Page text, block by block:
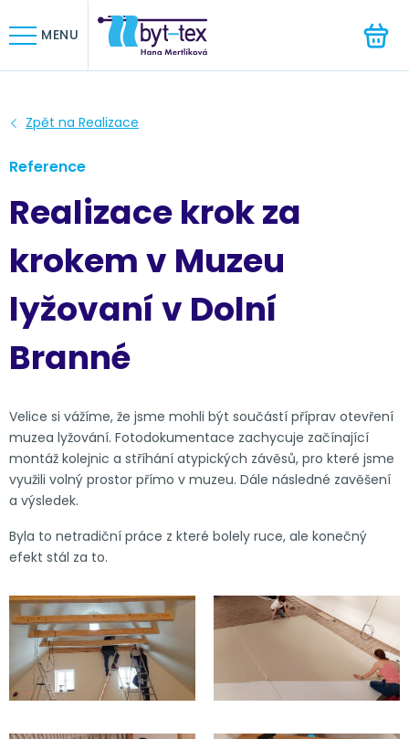
MENU
Reference
Realizace krok za
krokem v Muzeu
lyžovaní v Dolní
Branné
Velice si vážíme, že jsme mohli být součástí příprav otevření
muzea lyžování. Fotodokumentace zachycuje začínající
montáž kolejnic a stříhání atypických závěsů, pro které jsme
využili volný prostor přímo v muzeu. Dále následné zavěšení
a výsledek.
Byla to netradiční práce z které bolely ruce, ale konečný
efekt stál za to.